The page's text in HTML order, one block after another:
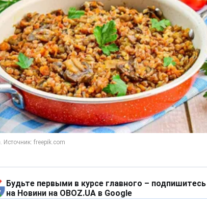
Будьте первыми в курсе главного – подпишитесь
на Новини на OBOZ.UA в Google